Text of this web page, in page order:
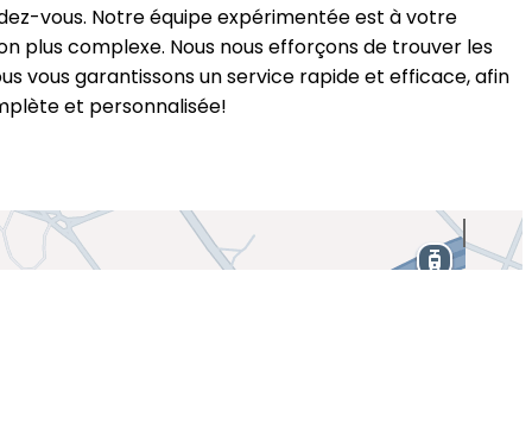
vous. Notre équipe expérimentée est à votre
plus complexe. Nous nous efforçons de trouver les
vous garantissons un service rapide et efficace, afin
et personnalisée!